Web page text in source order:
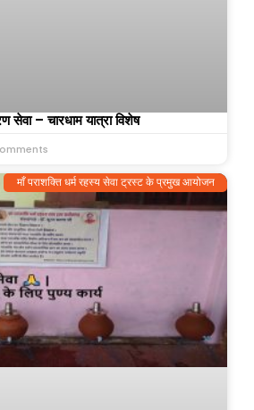
सेवा – चारधाम यात्रा विशेष
माँ पराशक्ति धर्म रहस्य सेवा ट्रस्ट के प्रमुख आयोजन